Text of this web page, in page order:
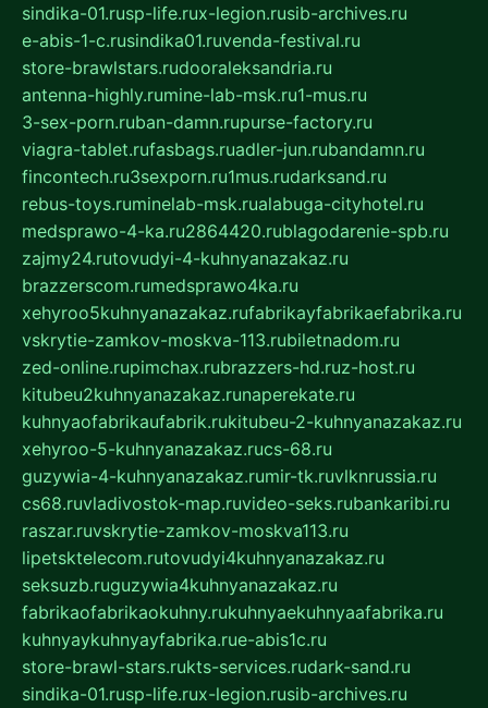
sindika-01.rusp-life.rux-legion.rusib-archives.ru
e-abis-1-c.rusindika01.ruvenda-festival.ru
store-brawlstars.rudooraleksandria.ru
antenna-highly.rumine-lab-msk.ru1-mus.ru
3-sex-porn.ruban-damn.rupurse-factory.ru
viagra-tablet.rufasbags.ruadler-jun.rubandamn.ru
fincontech.ru3sexporn.ru1mus.rudarksand.ru
rebus-toys.ruminelab-msk.rualabuga-cityhotel.ru
medsprawo-4-ka.ru2864420.rublagodarenie-spb.ru
zajmy24.rutovudyi-4-kuhnyanazakaz.ru
brazzerscom.rumedsprawo4ka.ru
xehyroo5kuhnyanazakaz.rufabrikayfabrikaefabrika.ru
vskrytie-zamkov-moskva-113.rubiletnadom.ru
zed-online.rupimchax.rubrazzers-hd.ruz-host.ru
kitubeu2kuhnyanazakaz.runaperekate.ru
kuhnyaofabrikaufabrik.rukitubeu-2-kuhnyanazakaz.ru
xehyroo-5-kuhnyanazakaz.rucs-68.ru
guzywia-4-kuhnyanazakaz.rumir-tk.ruvlknrussia.ru
cs68.ruvladivostok-map.ruvideo-seks.rubankaribi.ru
raszar.ruvskrytie-zamkov-moskva113.ru
lipetsktelecom.rutovudyi4kuhnyanazakaz.ru
seksuzb.ruguzywia4kuhnyanazakaz.ru
fabrikaofabrikaokuhny.rukuhnyaekuhnyaafabrika.ru
kuhnyaykuhnyayfabrika.rue-abis1c.ru
store-brawl-stars.rukts-services.rudark-sand.ru
sindika-01.rusp-life.rux-legion.rusib-archives.ru